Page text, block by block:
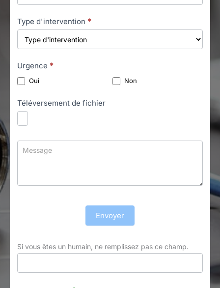
Type d'intervention *
Urgence *
Oui Non
Téléversement de fichier
Envoyer
Si vous êtes un humain, ne remplissez pas ce champ.